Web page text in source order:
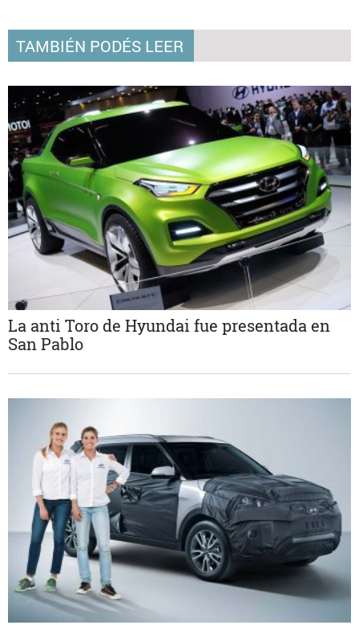
TAMBIÉN PODÉS LEER
La anti Toro de Hyundai fue presentada en
San Pablo